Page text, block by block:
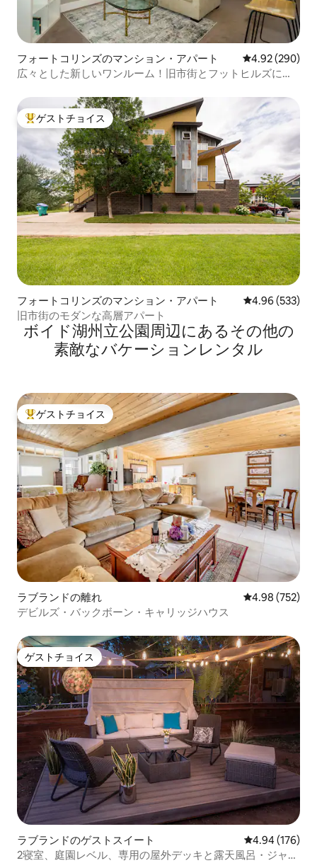
フォートコリンズのマンション・アパート レビュー290
4.92 (290)
広々とした新しいワンルーム！旧市街とフットヒルズに近
大好評のゲストチョイスです。
ゲストチョイス
フォートコリンズのマンション・アパート レビュー533
4.96 (533)
旧市街のモダンな高層アパート
ボイド湖州立公園⁠周⁠辺⁠に⁠あ⁠るそ⁠の⁠他⁠の
素⁠敵⁠なバ⁠ケ⁠ー⁠シ⁠ョ⁠ン⁠レ⁠ン⁠タ⁠ル
大好評のゲストチョイスです。
ゲストチョイス
ラブランドの離れ レビュー752
4.98 (752)
デビルズ・バックボーン・キャリッジハウス
ゲストチョイス
ゲストチョイス
ラブランドのゲストスイート レビュー176
4.94 (176)
2寝室、庭園レベル、専用の屋外デッキと露天風呂・ジャグ